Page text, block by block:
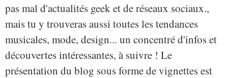
pas mal d'actualités geek et de réseaux sociaux.,
mais tu y trouveras aussi toutes les tendances
musicales, mode, design... un concentré d'infos et
découvertes intéressantes, à suivre ! Le
présentation du blog sous forme de vignettes est